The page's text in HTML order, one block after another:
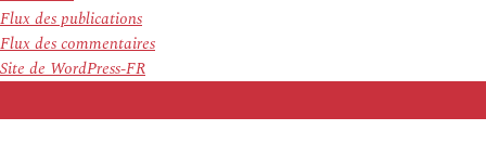
Flux des publications
Flux des commentaires
Site de WordPress-FR